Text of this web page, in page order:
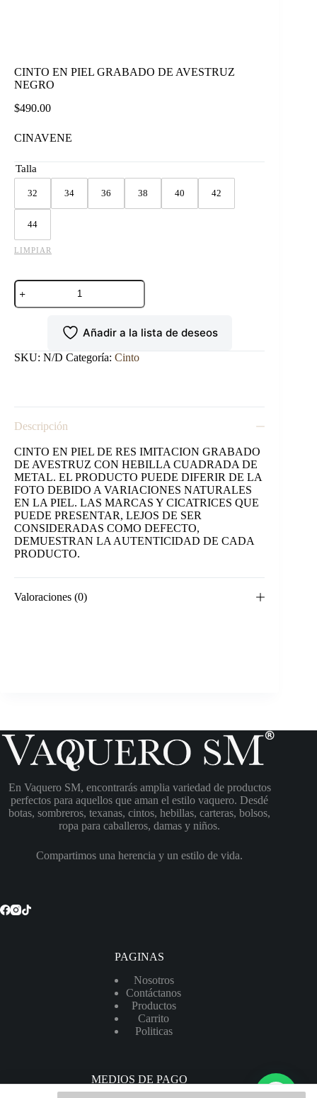
CINTO EN PIEL GRABADO DE AVESTRUZ
NEGRO
$490.00
CINAVENE
Talla
32 34 36 38 40 42
44
LIMPIAR
CINTO
EN
PIEL
NEGRO
Añadir a la lista de deseos
SKU: N/D Categoría: Cinto
Descripción
CINTO EN PIEL DE RES IMITACION GRABADO
DE AVESTRUZ CON HEBILLA CUADRADA DE
METAL. EL PRODUCTO PUEDE DIFERIR DE LA
FOTO DEBIDO A VARIACIONES NATURALES
EN LA PIEL. LAS MARCAS Y CICATRICES QUE
PUEDE PRESENTAR, LEJOS DE SER
CONSIDERADAS COMO DEFECTO,
DEMUESTRAN LA AUTENTICIDAD DE CADA
PRODUCTO.
Valoraciones (0)
En Vaquero SM, encontrarás amplia variedad de productos
perfectos para aquellos que aman el estilo vaquero. Desdé
botas, sombreros, texanas, cintos, hebillas, carteras, bolsos,
ropa para caballeros, damas y niños.
Compartimos una herencia y un estilo de vida.
PAGINAS
Nosotros
Contáctanos
Productos
Carrito
Politicas
MEDIOS DE PAGO